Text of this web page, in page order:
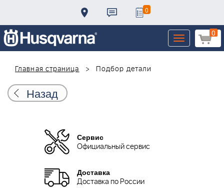
0
0
Toggle
navigation
Главная страница
Подбор детали
Назад
Сервис
Официальный сервис
Доставка
Доставка по России